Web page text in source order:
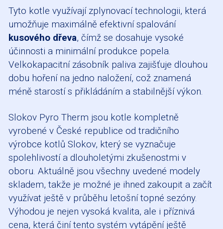
Tyto kotle využívají zplynovací technologii, která
umožňuje maximálně efektivní spalování
kusového dřeva, čímž se dosahuje vysoké
účinnosti a minimální produkce popela.
Velkokapacitní zásobník paliva zajišťuje dlouhou
dobu hoření na jedno naložení, což znamená
méně starostí s přikládáním a stabilnější výkon.
Slokov Pyro Therm jsou kotle kompletně
vyrobené v České republice od tradičního
výrobce kotlů Slokov, který se vyznačuje
spolehlivostí a dlouholetými zkušenostmi v
oboru. Aktuálně jsou všechny uvedené modely
skladem, takže je možné je ihned zakoupit a začít
využívat ještě v průběhu letošní topné sezóny.
Výhodou je nejen vysoká kvalita, ale i příznivá
cena, která činí tento systém vytápění ještě